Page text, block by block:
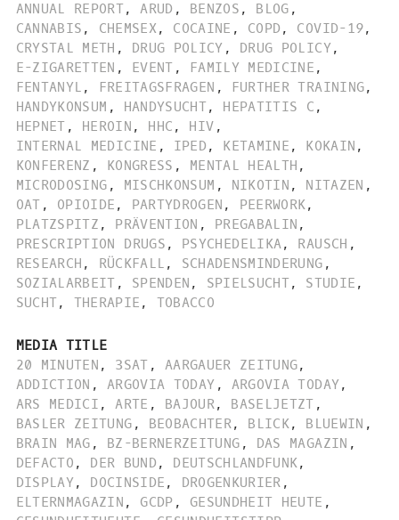
ANNUAL REPORT, ARUD , BENZOS , BLOG ,
CANNABIS , CHEMSEX , COCAINE , COPD , COVID-19,
CRYSTAL METH , DRUG POLICY , DRUG POLICY,
E-ZIGARETTEN , EVENT , FAMILY MEDICINE ,
FENTANYL , FREITAGSFRAGEN , FURTHER TRAINING,
HANDYKONSUM , HANDYSUCHT, HEPATITIS C ,
HEPNET , HEROIN , HHC , HIV ,
INTERNAL MEDICINE , IPED , KETAMINE , KOKAIN ,
KONFERENZ , KONGRESS , MENTAL HEALTH ,
MICRODOSING , MISCHKONSUM , NIKOTIN , NITAZEN ,
OAT , OPIOIDE , PARTYDROGEN , PEERWORK,
PLATZSPITZ , PRÄVENTION , PREGABALIN ,
PRESCRIPTION DRUGS , PSYCHEDELIKA, RAUSCH ,
RESEARCH , RÜCKFALL , SCHADENSMINDERUNG ,
SOZIALARBEIT , SPENDEN , SPIELSUCHT, STUDIE ,
SUCHT, THERAPIE , TOBACCO
MEDIA TITLE
20 MINUTEN , 3SAT , AARGAUER ZEITUNG,
ADDICTION , ARGOVIA TODAY , ARGOVIA TODAY,
ARS MEDICI , ARTE , BAJOUR, BASELJETZT ,
BASLER ZEITUNG , BEOBACHTER, BLICK, BLUEWIN ,
BRAIN MAG , BZ-BERNERZEITUNG , DAS MAGAZIN ,
DEFACTO , DER BUND , DEUTSCHLANDFUNK,
DISPLAY, DOCINSIDE , DROGENKURIER ,
ELTERNMAGAZIN , GCDP , GESUNDHEIT HEUTE ,